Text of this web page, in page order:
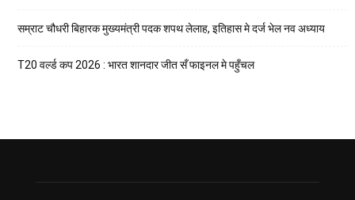
सम्राट चौधरी बिहारक मुख्यमंत्री पदक शपथ लेलाह, इतिहास मे दर्ज भेल नव अध्याय
T20 वर्ल्ड कप 2026 : भारत शानदार जीत सँ फाइनल मे पहुँचल